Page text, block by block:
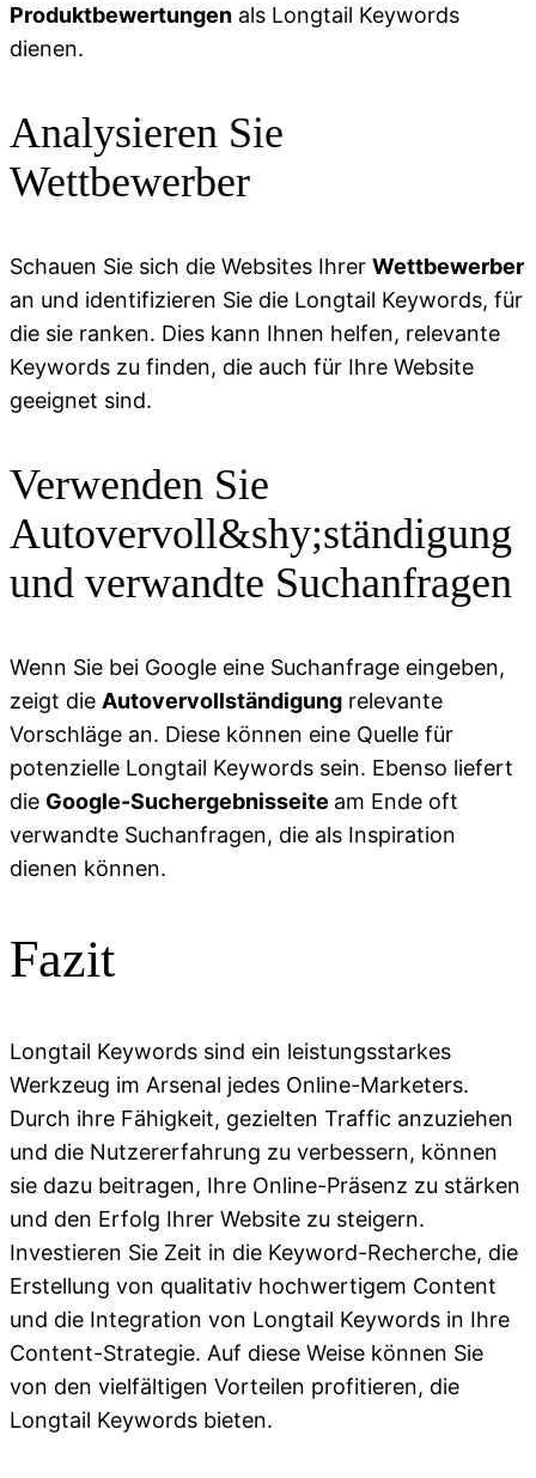
Produktbewertungen als Longtail Keywords
dienen.
Analysieren Sie
Wettbewerber
Schauen Sie sich die Websites Ihrer Wettbewerber
an und identifizieren Sie die Longtail Keywords, für
die sie ranken. Dies kann Ihnen helfen, relevante
Keywords zu finden, die auch für Ihre Website
geeignet sind.
Verwenden Sie
Autovervoll&shy;ständigung
und verwandte Suchanfragen
Wenn Sie bei Google eine Suchanfrage eingeben,
zeigt die Autovervollständigung relevante
Vorschläge an. Diese können eine Quelle für
potenzielle Longtail Keywords sein. Ebenso liefert
die Google-Suchergebnisseite am Ende oft
verwandte Suchanfragen, die als Inspiration
dienen können.
Fazit
Longtail Keywords sind ein leistungsstarkes
Werkzeug im Arsenal jedes Online-Marketers.
Durch ihre Fähigkeit, gezielten Traffic anzuziehen
und die Nutzererfahrung zu verbessern, können
sie dazu beitragen, Ihre Online-Präsenz zu stärken
und den Erfolg Ihrer Website zu steigern.
Investieren Sie Zeit in die Keyword-Recherche, die
Erstellung von qualitativ hochwertigem Content
und die Integration von Longtail Keywords in Ihre
Content-Strategie. Auf diese Weise können Sie
von den vielfältigen Vorteilen profitieren, die
Longtail Keywords bieten.